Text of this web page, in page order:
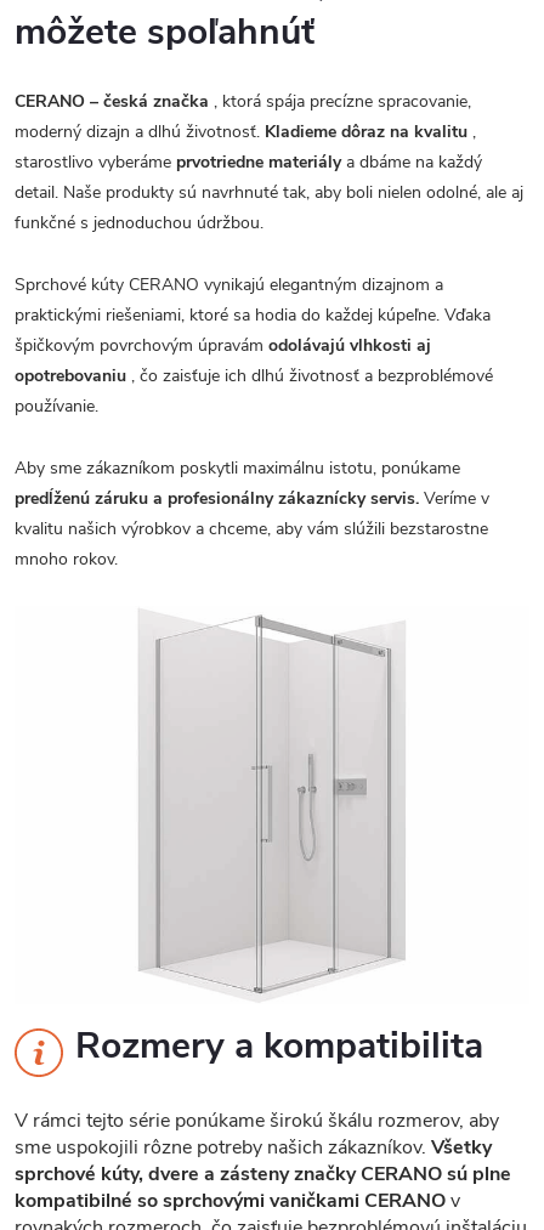
môžete spoľahnúť
CERANO – česká značka , ktorá spája precízne spracovanie,
moderný dizajn a dlhú životnosť. Kladieme dôraz na kvalitu ,
starostlivo vyberáme prvotriedne materiálya dbáme na každý
detail. Naše produkty sú navrhnuté tak, aby boli nielen odolné, ale aj
funkčné s jednoduchou údržbou.
Sprchové kúty CERANO vynikajú elegantným dizajnom a
praktickými riešeniami, ktoré sa hodia do každej kúpeľne. Vďaka
špičkovým povrchovým úpravám odolávajú vlhkosti aj
opotrebovaniu , čo zaisťuje ich dlhú životnosť a bezproblémové
používanie.
Aby sme zákazníkom poskytli maximálnu istotu, ponúkame
predĺženú záruku a profesionálny zákaznícky servis. Veríme v
kvalitu našich výrobkov a chceme, aby vám slúžili bezstarostne
mnoho rokov.
Rozmery a kompatibilita
V rámci tejto série ponúkame širokú škálu rozmerov, aby
sme uspokojili rôzne potreby našich zákazníkov. Všetky
sprchové kúty, dvere a zásteny značky CERANO sú plne
kompatibilné so sprchovými vaničkami CERANOv